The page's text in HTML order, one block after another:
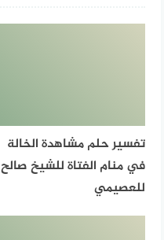
تفسير حلم مشاهدة الخالة
في منام الفتاة للشيخ صالح
للعصيمي